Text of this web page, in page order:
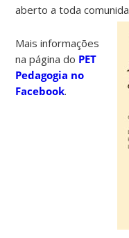
aberto a toda
Mais informações
na página do PET
Pedagogia no
Facebook.